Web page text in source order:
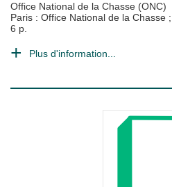
Office National de la Chasse (ONC)
Paris : Office National de la Chasse ;
6 p.
Plus d'information...